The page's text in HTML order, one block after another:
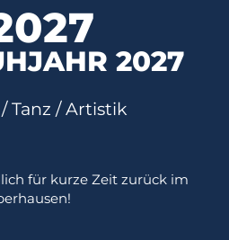
2027
Tanz / Artistik
für kurze Zeit zurück im